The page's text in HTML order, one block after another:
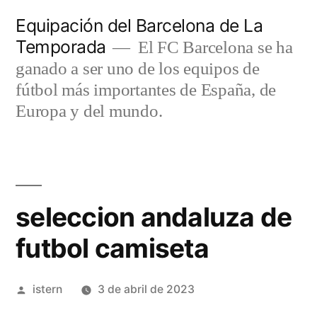
contenido
Equipación del Barcelona de La
Temporada
El FC Barcelona se ha
ganado a ser uno de los equipos de
fútbol más importantes de España, de
Europa y del mundo.
seleccion andaluza de
futbol camiseta
Publicado
istern 3 de abril de 2023